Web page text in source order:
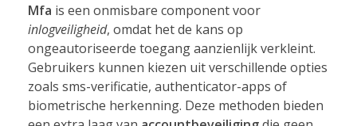
Mfa is een onmisbare component voor
inlogveiligheid, omdat het de kans op
ongeautoriseerde toegang aanzienlijk verkleint.
Gebruikers kunnen kiezen uit verschillende opties
zoals sms-verificatie, authenticator-apps of
biometrische herkenning. Deze methoden bieden